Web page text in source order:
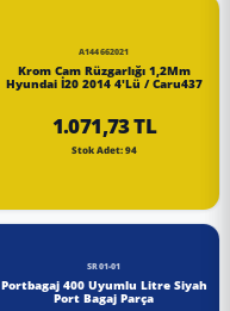
A144662021
Krom Cam Rüzgarlığı 1,2Mm
Hyundai İ20 2014 4'Lü / Caru437
1.071,73 TL
Stok Adet: 94
SR01-01
Portbagaj 400 Uyumlu Litre Siyah
Port Bagaj Parça